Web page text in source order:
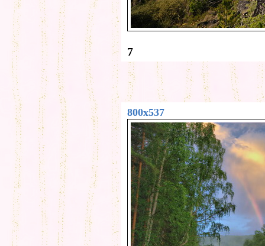
7
800x537